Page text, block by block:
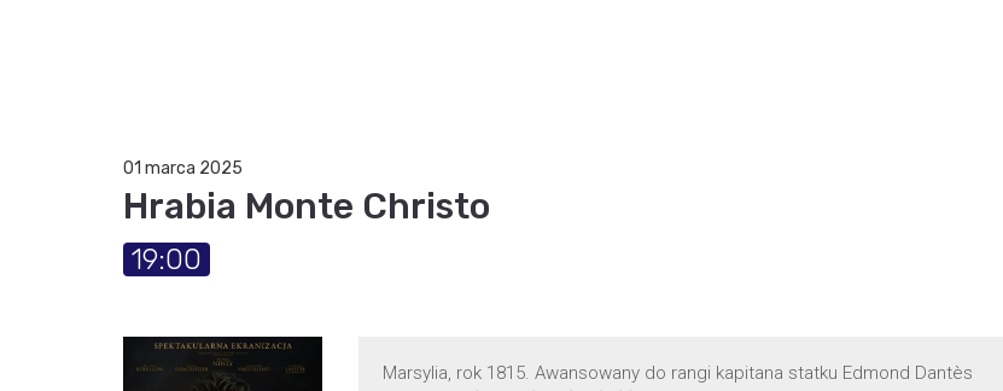
01 marca 2025
Hrabia Monte Christo
19:00
Marsylia, rok 1815. Awansowany do rangi kapitana statku Edmond Dantès